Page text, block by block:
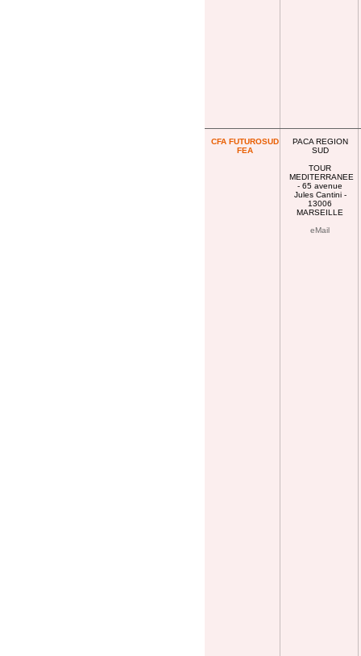
CFA FUTUROSUD
FEA
PACA REGION
SUD
TOUR
MEDITERRANEE
- 65 avenue
Jules Cantini -
13006
MARSEILLE
eMail